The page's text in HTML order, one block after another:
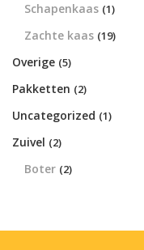
Schapenkaas (1)
Zachte kaas (19)
Overige (5)
Pakketten (2)
Uncategorized (1)
Zuivel (2)
Boter (2)